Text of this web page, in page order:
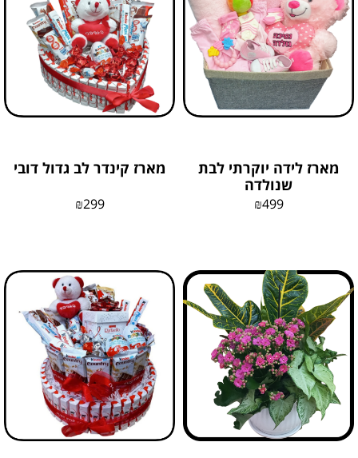
מארז לידה יוקרתי לבת
שנולדה
₪499
מארז קינדר לב גדול דובי
₪299